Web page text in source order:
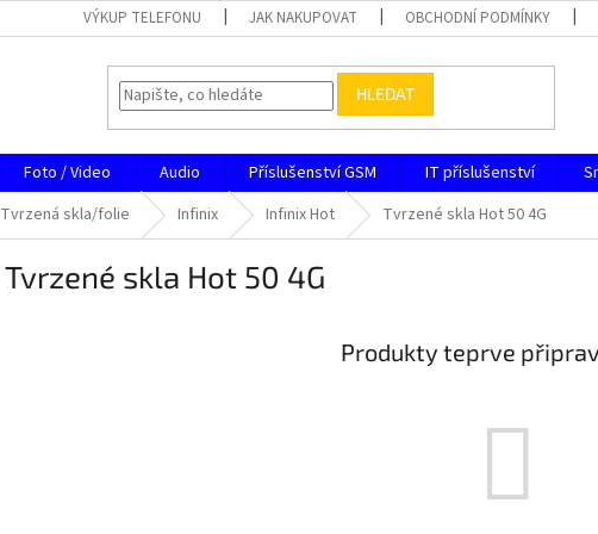
VÝKUP TELEFONU JAK NAKUPOVAT OBCHODNÍ PODMÍNKY
HLEDAT
Foto / Video Audio Příslušenství GSM IT příslušenství
Tvrzená skla/folie Infinix Infinix Hot Tvrzené skla Hot 50 4G
Tvrzené skla Hot 50 4G
Produkty teprve